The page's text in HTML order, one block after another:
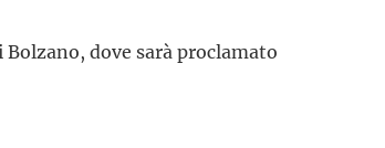
dove sarà proclamato